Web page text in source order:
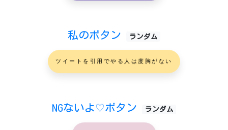
私のボタン ランダム
ツイートを引用でやる人は度胸がない
NGないよ♡ボタン ランダム